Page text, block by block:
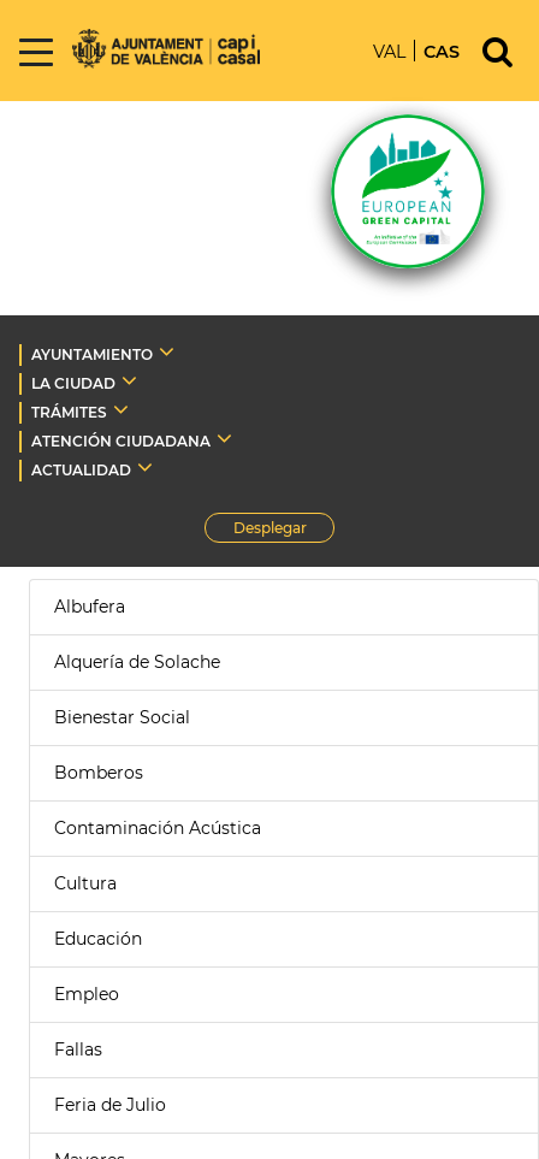
VAL CAS
AYUNTAMIENTO
LA CIUDAD
TRÁMITES
ATENCIÓN CIUDADANA
ACTUALIDAD
Desplegar
Albufera
Alquería de Solache
Bienestar Social
Bomberos
Contaminación Acústica
Cultura
Educación
Empleo
Fallas
Feria de Julio